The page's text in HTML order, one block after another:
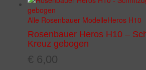
Alle Rosenbauer ModelleHeros H10
Rosenbauer Heros H10 –
Kreuz gebogen
€ 6,00